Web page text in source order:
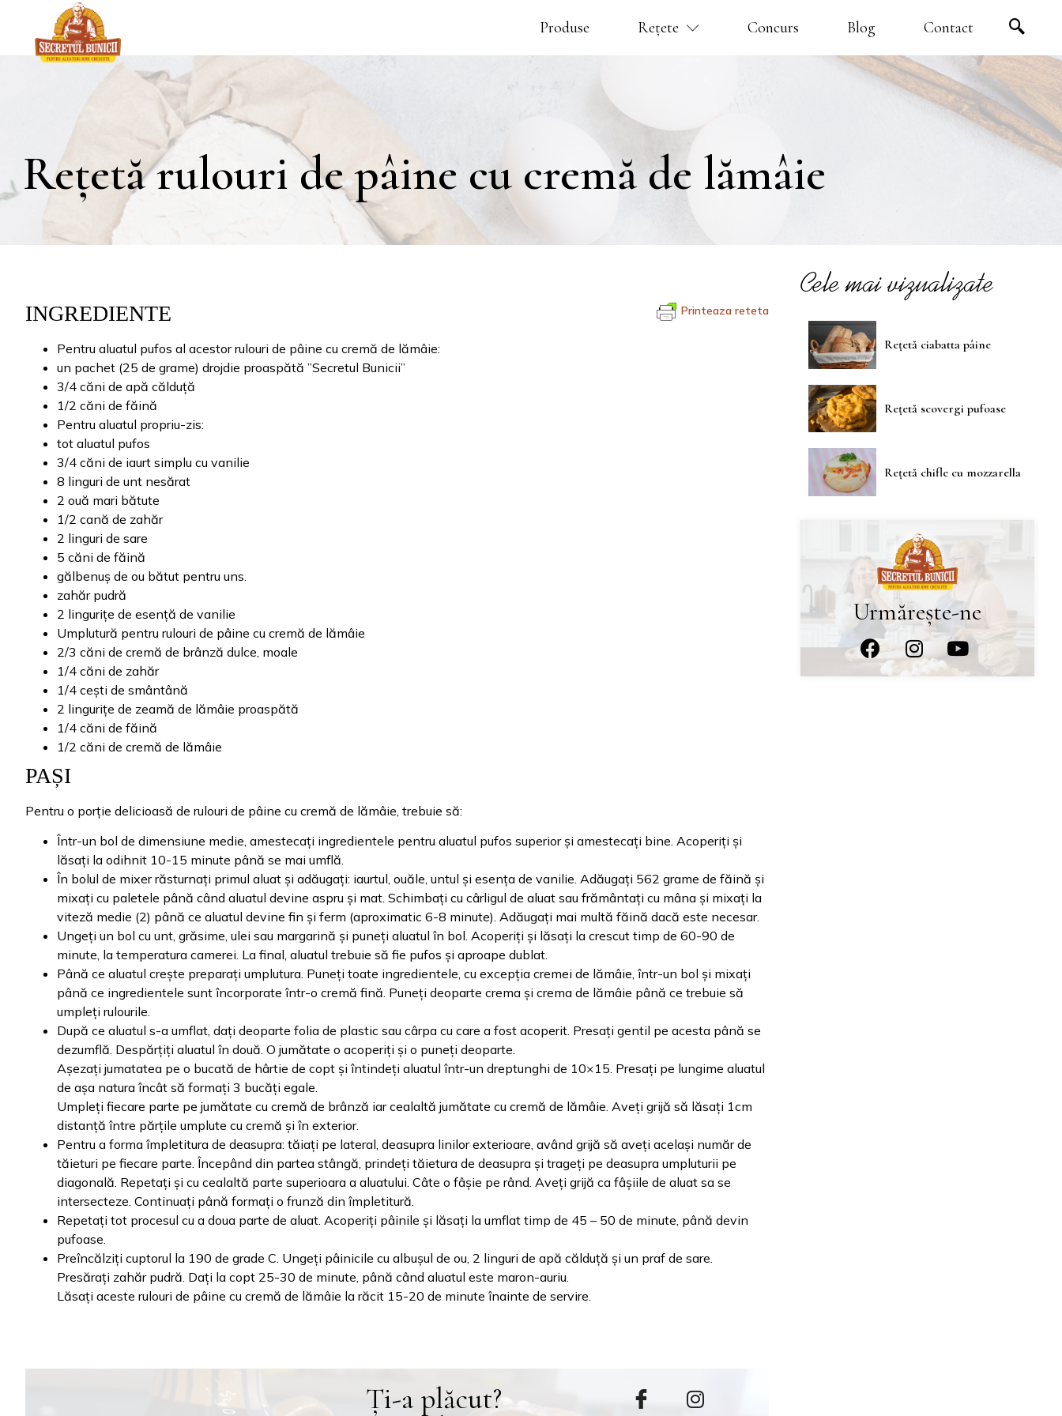
Produse Rețete Concurs Blog Contact
Rețetă rulouri de pâine cu cremă de lămâie
Printeaza reteta
INGREDIENTE
Pentru aluatul pufos al acestor rulouri de pâine cu cremă de lămâie:
un pachet (25 de grame) drojdie proaspătă ”Secretul Bunicii”
3/4 căni de apă călduță
1/2 căni de făină
Pentru aluatul propriu-zis:
tot aluatul pufos
3/4 căni de iaurt simplu cu vanilie
8 linguri de unt nesărat
2 ouă mari bătute
1/2 cană de zahăr
2 linguri de sare
5 căni de făină
gălbenuș de ou bătut pentru uns.
zahăr pudră
2 lingurițe de esență de vanilie
Umplutură pentru rulouri de pâine cu cremă de lămâie
2/3 căni de cremă de brânză dulce, moale
1/4 căni de zahăr
1/4 cești de smântână
2 lingurițe de zeamă de lămâie proaspătă
1/4 căni de făină
1/2 căni de cremă de lămâie
PAȘI
Pentru o porție delicioasă de rulouri de pâine cu cremă de lămâie, trebuie să:
Într-un bol de dimensiune medie, amestecați ingredientele pentru aluatul pufos superior și amestecați bine. Acoperiți și
lăsați la odihnit 10-15 minute până se mai umflă.
În bolul de mixer răsturnați primul aluat și adăugați: iaurtul, ouăle, untul și esența de vanilie. Adăugați 562 grame de făină și
mixați cu paletele până când aluatul devine aspru și mat. Schimbați cu cârligul de aluat sau frământați cu mâna și mixați la
viteză medie (2) până ce aluatul devine fin și ferm (aproximatic 6-8 minute). Adăugați mai multă făină dacă este necesar.
Ungeți un bol cu unt, grăsime, ulei sau margarină și puneți aluatul în bol. Acoperiți și lăsați la crescut timp de 60-90 de
minute, la temperatura camerei. La final, aluatul trebuie să fie pufos și aproape dublat.
Până ce aluatul crește preparați umplutura. Puneți toate ingredientele, cu excepția cremei de lămâie, într-un bol și mixați
până ce ingredientele sunt încorporate într-o cremă fină. Puneți deoparte crema și crema de lămâie până ce trebuie să
umpleți rulourile.
După ce aluatul s-a umflat, dați deoparte folia de plastic sau cârpa cu care a fost acoperit. Presați gentil pe acesta până se
dezumflă. Despărțiți aluatul în două. O jumătate o acoperiți și o puneți deoparte.
Așezați jumatatea pe o bucată de hârtie de copt și întindeți aluatul într-un dreptunghi de 10×15. Presați pe lungime aluatul
de așa natura încât să formați 3 bucăți egale.
Umpleți fiecare parte pe jumătate cu cremă de brânză iar cealaltă jumătate cu cremă de lămâie. Aveți grijă să lăsați 1cm
distanță între părțile umplute cu cremă și în exterior.
Pentru a forma împletitura de deasupra: tăiați pe lateral, deasupra linilor exterioare, având grijă să aveți același număr de
tăieturi pe fiecare parte. Începând din partea stângă, prindeți tăietura de deasupra și trageți pe deasupra umpluturii pe
diagonală. Repetați și cu cealaltă parte superioara a aluatului. Câte o fâșie pe rând. Aveți grijă ca fâșiile de aluat sa se
intersecteze. Continuați până formați o frunză din împletitură.
Repetați tot procesul cu a doua parte de aluat. Acoperiți pâinile și lăsați la umflat timp de 45 – 50 de minute, până devin
pufoase.
Preîncălziți cuptorul la 190 de grade C. Ungeți pâinicile cu albușul de ou, 2 linguri de apă călduță și un praf de sare.
Presărați zahăr pudră. Dați la copt 25-30 de minute, până când aluatul este maron-auriu.
Lăsați aceste rulouri de pâine cu cremă de lămâie la răcit 15-20 de minute înainte de servire.
Ți-a plăcut?
Cele mai vizualizate
Rețetă ciabatta pâine
Rețetă scovergi pufoase
Rețetă chifle cu mozzarella
Urmărește-ne